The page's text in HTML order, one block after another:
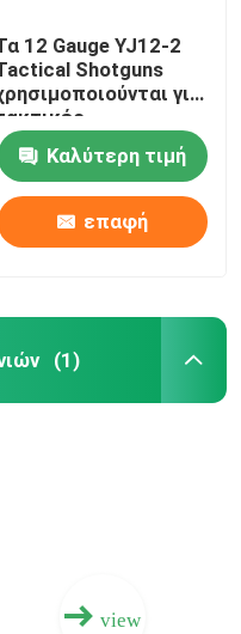
όπλων
12 Gauge YJ12-2
Shotguns
για
Καλύτερη τιμή
επαφή
(1)
view